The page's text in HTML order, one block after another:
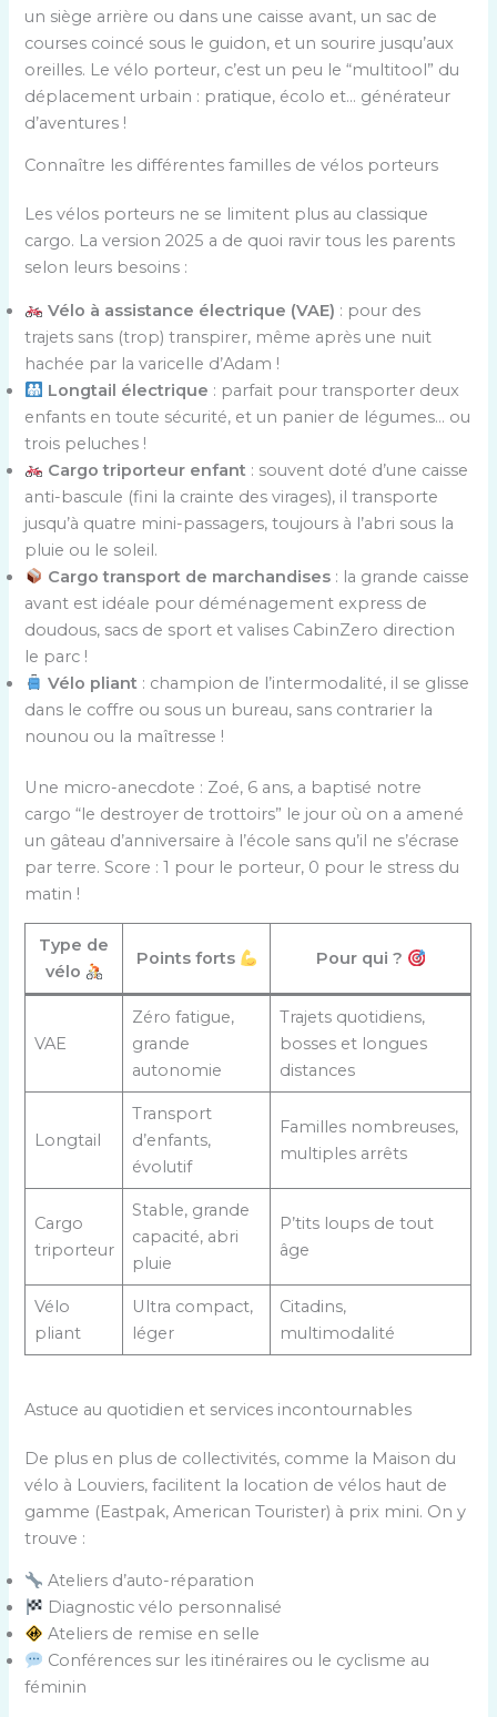
un siège arrière ou dans une caisse avant, un sac de
courses coincé sous le guidon, et un sourire jusqu’aux
oreilles. Le vélo porteur, c’est un peu le “multitool” du
déplacement urbain : pratique, écolo et… générateur
d’aventures !
Connaître les différentes familles de vélos porteurs
Les vélos porteurs ne se limitent plus au classique
cargo. La version 2025 a de quoi ravir tous les parents
selon leurs besoins :
Vélo à assistance électrique (VAE) : pour des
trajets sans (trop) transpirer, même après une nuit
hachée par la varicelle d’Adam !
Longtail électrique : parfait pour transporter deux
enfants en toute sécurité, et un panier de légumes… ou
trois peluches !
Cargo triporteur enfant : souvent doté d’une caisse
anti-bascule (fini la crainte des virages), il transporte
jusqu’à quatre mini-passagers, toujours à l’abri sous la
pluie ou le soleil.
Cargo transport de marchandises : la grande caisse
avant est idéale pour déménagement express de
doudous, sacs de sport et valises CabinZero direction
le parc !
Vélo pliant : champion de l’intermodalité, il se glisse
dans le coffre ou sous un bureau, sans contrarier la
nounou ou la maîtresse !
Une micro-anecdote : Zoé, 6 ans, a baptisé notre
cargo “le destroyer de trottoirs” le jour où on a amené
un gâteau d’anniversaire à l’école sans qu’il ne s’écrase
par terre. Score : 1 pour le porteur, 0 pour le stress du
matin !
Type de
vélo
Points forts Pour qui ?
VAE
Zéro fatigue,
grande
autonomie
Trajets quotidiens,
bosses et longues
distances
Longtail
Transport
d’enfants,
évolutif
Familles nombreuses,
multiples arrêts
Cargo
triporteur
Stable, grande
capacité, abri
pluie
P’tits loups de tout
âge
Vélo
pliant
Ultra compact,
léger
Citadins,
multimodalité
Astuce au quotidien et services incontournables
De plus en plus de collectivités, comme la Maison du
vélo à Louviers, facilitent la location de vélos haut de
gamme (Eastpak, American Tourister) à prix mini. On y
trouve :
Ateliers d’auto-réparation
Diagnostic vélo personnalisé
Ateliers de remise en selle
Conférences sur les itinéraires ou le cyclisme au
féminin